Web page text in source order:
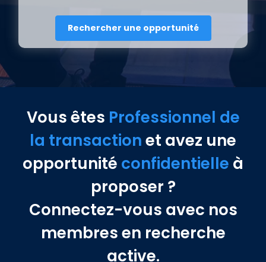
Vous êtes Professionnel de
la transactionet avez une
opportunité confidentielle à
proposer ?
Connectez-vous avec nos
membres en recherche
active.